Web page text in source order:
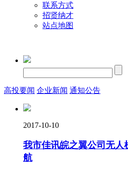
联系方式
招贤纳才
站点地图
高投要闻 企业新闻 通知公告
2017-10-10
我市佳讯皖之翼公司无人
航